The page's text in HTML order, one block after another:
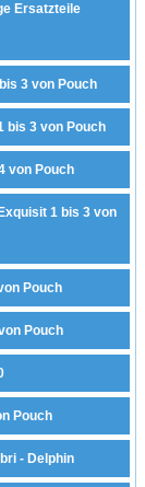
Ersatzteile
3 von Pouch
bis 3 von Pouch
von Pouch
1 bis 3 von
Pouch
Pouch
Pouch
- Delphin